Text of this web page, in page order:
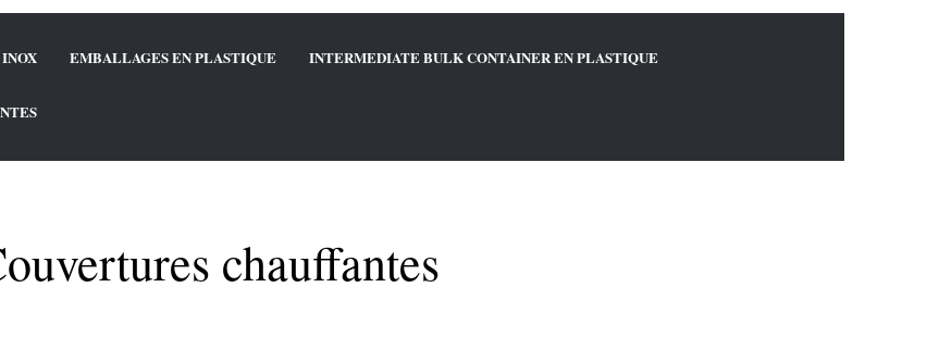
EMBALLAGES EN PLASTIQUE INTERMEDIATE BULK CONTAINER EN PLASTIQUE
chauffantes